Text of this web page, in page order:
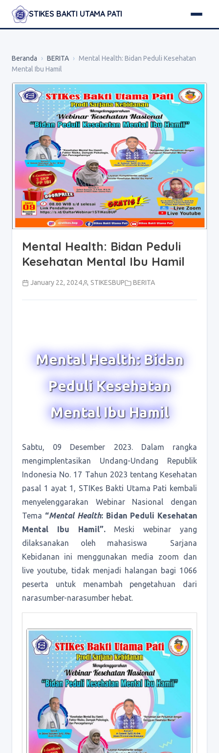
STIKES BAKTI UTAMA PATI
Beranda › BERITA › Mental Health: Bidan Peduli Kesehatan
Mental Ibu Hamil
Mental Health: Bidan Peduli
Kesehatan Mental Ibu Hamil
January 22, 2024 STIKESBUP BERITA
Mental Health: Bidan
Peduli Kesehatan
Mental Ibu Hamil
Sabtu, 09 Desember 2023. Dalam rangka
mengimplentasikan Undang-Undang Republik
Indonesia No. 17 Tahun 2023 tentang Kesehatan
pasal 1 ayat 1, STIKes Bakti Utama Pati kembali
menyelenggarakan Webinar Nasional dengan
Tema “Mental Health: Bidan Peduli Kesehatan
Mental Ibu Hamil”.Meski webinar yang
dilaksanakan oleh mahasiswa Sarjana
Kebidanan ini menggunakan media zoom dan
live youtube, tidak menjadi halangan bagi 1066
peserta untuk menambah pengetahuan dari
narasumber-narasumber hebat.